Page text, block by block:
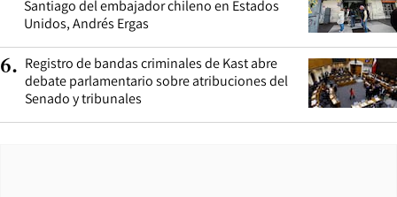
Santiago del embajador chileno en Estados
Unidos, Andrés Ergas
6. Registro de bandas criminales de Kast abre
debate parlamentario sobre atribuciones del
Senado y tribunales